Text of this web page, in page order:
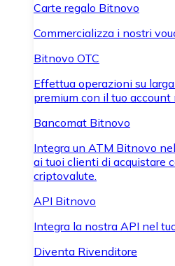
Carte regalo Bitnovo
Commercializza i nostri
Bitnovo OTC
Effettua operazioni su
premium con il tuo account
Bancomat Bitnovo
Integra un ATM Bitnovo
ai tuoi clienti di acquistare
criptovalute.
API Bitnovo
Integra la nostra API nel
Diventa Rivenditore